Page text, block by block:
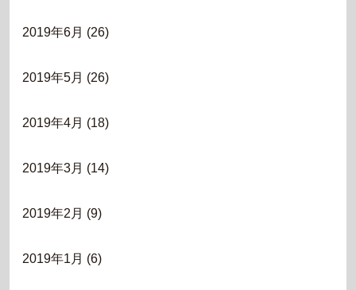
2019年6月 (26)
2019年5月 (26)
2019年4月 (18)
2019年3月 (14)
2019年2月 (9)
2019年1月 (6)